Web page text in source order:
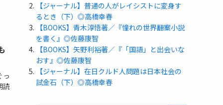
読
【ジャーナル】普通の人がレイシストに変身す
るとき（下）◎高橋幸春
【BOOKS】青木淳悟著／『憧れの世界――翻案小説
を書く』◎佐藤康智
【BOOKS】矢野利裕著／『「国語」と出会いな
おす』◎佐藤康智
【ジャーナル】在日クルド人問題は日本社会の
試金石（下）◎高橋幸春